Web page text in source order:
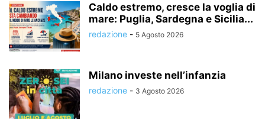
Caldo estremo, cresce la voglia di
mare: Puglia, Sardegna e Sicilia...
redazione - 5 Agosto 2026
Milano investe nell’infanzia
redazione - 3 Agosto 2026